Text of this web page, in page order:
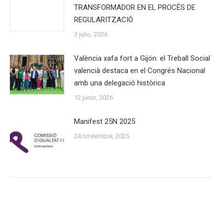
TRANSFORMADOR EN EL PROCÉS DE
REGULARITZACIÓ
3 julio, 2026
València xafa fort a Gijón: el Treball Social
valencià destaca en el Congrés Nacional
amb una delegació històrica
12 junio, 2026
Manifest 25N 2025
24 noviembre, 2025